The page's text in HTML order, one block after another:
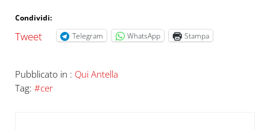
Condividi:
Tweet Telegram WhatsApp Stampa
Pubblicato in : Qui Antella
Tag: #cer